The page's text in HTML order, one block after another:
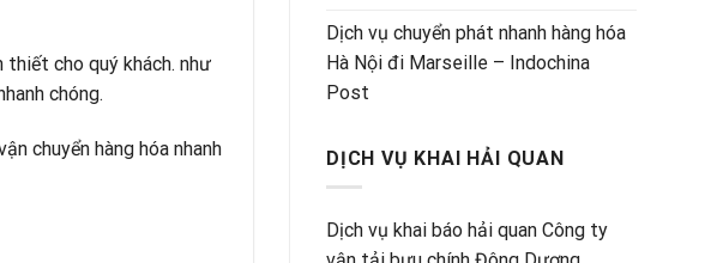
cho quý khách. như
chóng.
chuyển hàng hóa nhanh
Dịch vụ chuyển phát nhanh hàng hóa
Hà Nội đi Marseille – Indochina
Post
DỊCH VỤ KHAI HẢI QUAN
Dịch vụ khai báo hải quan Công ty